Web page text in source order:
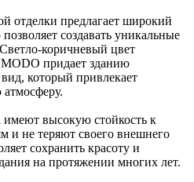
отделки предлагает широкий
создавать уникальные
коричневый цвет
придает зданию
который привлекает
высокую стойкость к
и не теряют своего внешнего
сохранить красоту и
на протяжении многих лет.